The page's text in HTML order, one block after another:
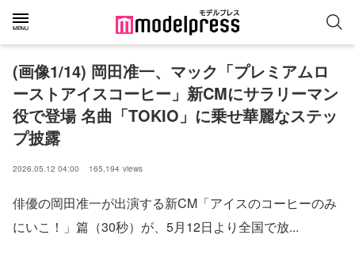
(画像1/14) 岡田准一、マック「プレミアムロ
ーストアイスコーヒー」新CMにサラリーマン
役で登場 名曲「TOKIO」に乗せ華麗なステッ
プ披露
2026.05.12 04:00 165,194 views
俳優の岡田准一が出演する新CM「アイスのコーヒーのみ
にいこ！」篇（30秒）が、5月12日より全国で放...